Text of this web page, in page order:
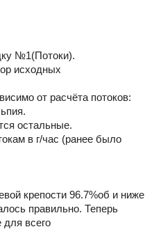
№1(Потоки).
исходных
от расчёта потоков:
остальные.
в г/час (ранее было
крепости 96.7%об и ниже
правильно. Теперь
всего